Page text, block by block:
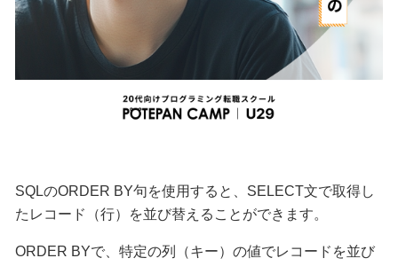
SQLのORDER BY句を使用すると、 SELECT文で取得し
たレコード（行）を並び替えることができます。
ORDER BYで、特定の列（キー）の値でレコードを並び